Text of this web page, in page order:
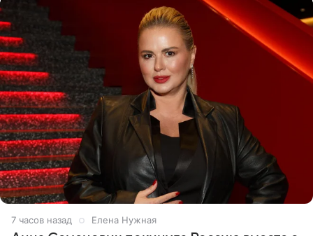
7 часов назад Елена Нужная